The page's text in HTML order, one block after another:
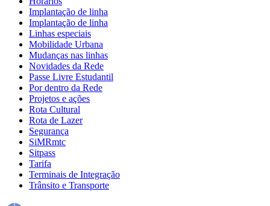
Implantação de linha
Implantação de linha
Linhas especiais
Mobilidade Urbana
Mudanças nas linhas
Novidades da Rede
Passe Livre Estudantil
Por dentro da Rede
Projetos e ações
Rota Cultural
Rota de Lazer
Segurança
SiMRmtc
Sitpass
Tarifa
Terminais de Integração
Trânsito e Transporte